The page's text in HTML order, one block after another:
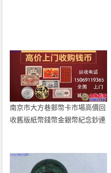
南京市大方巷郵幣卡市場高價回
收舊版紙幣錢幣金銀幣紀念鈔連